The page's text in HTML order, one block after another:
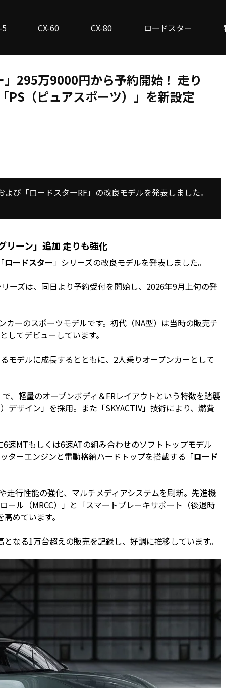
5 CX-60 CX-80 ロードスター
295万9000円から予約開始！ 走り
PS（ピュアスポーツ）」を新設定
び「ロードスターRF」の改良モデルを発表しました。
リーン」追加 走りも強化
ロードスター」シリーズの改良モデルを発表しました。
ーズは、同日より予約受付を開始し、2026年9月上旬の発
カーのスポーツモデルです。初代（NA型）は当時の販売チ
てデビューしています。
デルに成長するとともに、2人乗りオープンカーとして
軽量のオープンボディ＆FRレイアウトという特徴を踏襲
デザイン」を採用。また「SKYACTIV」技術により、燃費
MTもしくは6速ATの組み合わせのソフトトップモデル
ターエンジンと電動格納ハードトップを搭載する「ロード
行性能の強化、マルチメディアシステムを刷新。先進機
ール（MRCC）」と「スマートブレーキサポート（後退時
めています。
る1万台超えの販売を記録し、好調に推移しています。